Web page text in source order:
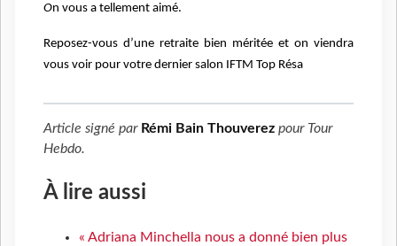
On vous a tellement aimé.
Reposez-vous d’une retraite bien méritée et on viendra
vous voir pour votre dernier salon IFTM Top Résa
Article signé par Rémi Bain Thouverez pour Tour
Hebdo.
À lire aussi
« Adriana Minchella nous a donné bien plus